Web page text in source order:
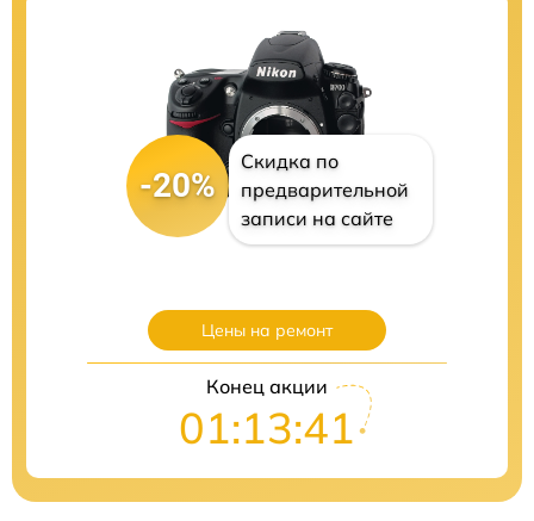
-20%
Скидка по
предварительной
записи на сайте
Цены на ремонт
Конец акции
01:13:40